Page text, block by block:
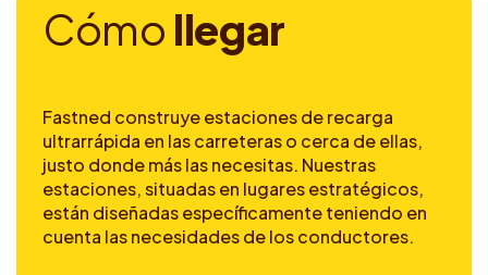
Cómo llegar
Fastned construye estaciones de recarga
ultrarrápida en las carreteras o cerca de ellas,
justo donde más las necesitas. Nuestras
estaciones, situadas en lugares estratégicos,
están diseñadas específicamente teniendo en
cuenta las necesidades de los conductores.